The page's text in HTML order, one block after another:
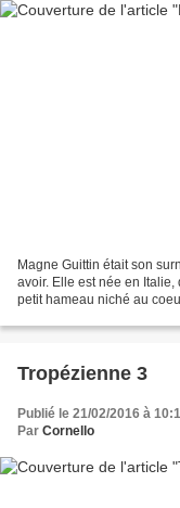
Magne Guittin était son
avoir. Elle est née en
petit hameau niché au
Tropézienne 3
Publié le 21/02/2016 à
Par Cornello